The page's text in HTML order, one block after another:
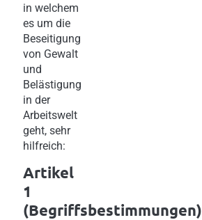
in welchem
es um die
Beseitigung
von Gewalt
und
Belästigung
in der
Arbeitswelt
geht, sehr
hilfreich:
Artikel
1
(Begriffsbestimmungen)